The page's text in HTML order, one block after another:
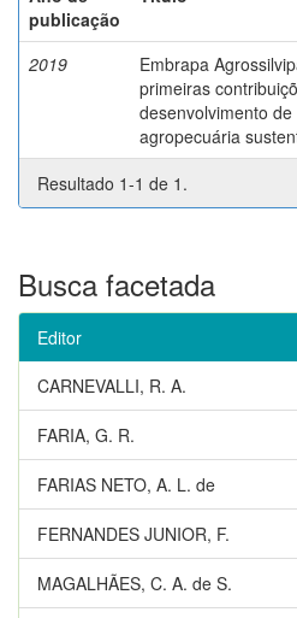
publicação
2019
Embrapa
primeiras
desenvolvimento de
agropecuária
Resultado 1-1 de 1.
Busca facetada
Editor
CARNEVALLI, R. A.
FARIA, G. R.
FARIAS NETO, A. L. de
FERNANDES JUNIOR, F.
MAGALHÃES, C. A. de S.